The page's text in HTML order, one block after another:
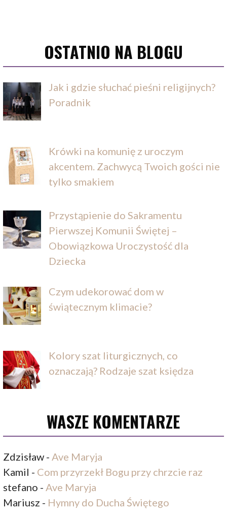
OSTATNIO NA BLOGU
Jak i gdzie słuchać pieśni religijnych?
Poradnik
Krówki na komunię z uroczym
akcentem. Zachwycą Twoich gości nie
tylko smakiem
Przystąpienie do Sakramentu
Pierwszej Komunii Świętej –
Obowiązkowa Uroczystość dla
Dziecka
Czym udekorować dom w
świątecznym klimacie?
Kolory szat liturgicznych, co
oznaczają? Rodzaje szat księdza
WASZE KOMENTARZE
Zdzisław - Ave Maryja
Kamil - Com przyrzekł Bogu przy chrzcie raz
stefano - Ave Maryja
Mariusz - Hymny do Ducha Świętego